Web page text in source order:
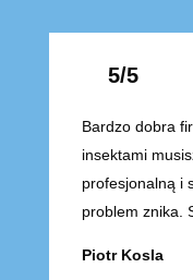
5/5
Bardzo dobra
insektami
profesjonalną i
problem znika.
Piotr Kosla